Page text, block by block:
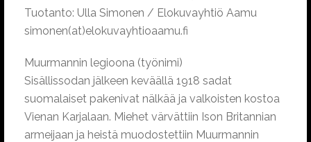
Tuotanto: Ulla Simonen / Elokuvayhtiö Aamu
simonen(at)elokuvayhtioaamu.fi
Muurmannin legioona (työnimi)
Sisällissodan jälkeen keväällä 1918 sadat
suomalaiset pakenivat nälkää ja valkoisten kostoa
Vienan Karjalaan. Miehet värvättiin Ison Britannian
armeijaan ja heistä muodostettiin Muurmannin